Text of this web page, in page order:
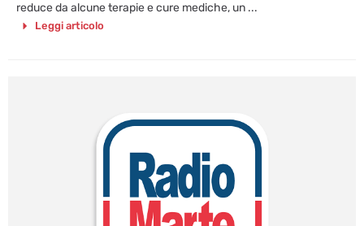
reduce da alcune terapie e cure mediche, un ...
Leggi articolo